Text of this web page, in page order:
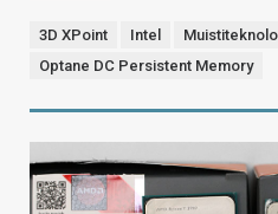
3D XPoint Intel
Optane DC Persistent Memory